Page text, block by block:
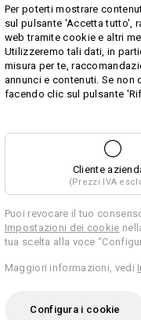
19
+11 altre
Per poterti mostrare
sul pulsante 'Accetta tutto',
web tramite cookie e altri
Utilizzeremo tali dati, in
misura per te,
annunci e contenuti. Se
facendo clic sul pulsante
Cliente
(Prezzi IVA
Puoi revocare il tuo
Impostazioni dei cookie
tua scelta alla voce
Maggiori informazioni, vedi
Configura i cookie